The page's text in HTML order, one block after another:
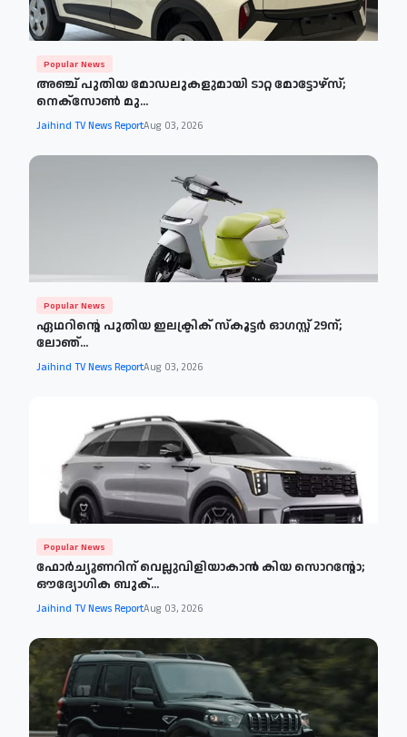
Popular News
അഞ്ച് പുതിയ മോഡലുകളുമായി ടാറ്റ മോട്ടോഴ്‌സ്;
നെക്‌സോൺ മു...
Jaihind TV News ReportAug 03, 2026
Popular News
ഏഥറിന്റെ പുതിയ ഇലക്ട്രിക് സ്‌കൂട്ടർ ഓഗസ്റ്റ് 29ന്;
ലോഞ്...
Jaihind TV News ReportAug 03, 2026
Popular News
ഫോർച്യൂണറിന് വെല്ലുവിളിയാകാൻ കിയ സൊറന്റോ;
ഔദ്യോഗിക ബുക്...
Jaihind TV News ReportAug 03, 2026